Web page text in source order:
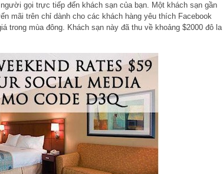
gọi trực tiếp đến khách sạn của bạn. Một khách sạn gần
mãi trên chỉ dành cho các khách hàng yêu thích Facebook
trong mùa đông. Khách sạn này đã thu về khoảng $2000 đô la